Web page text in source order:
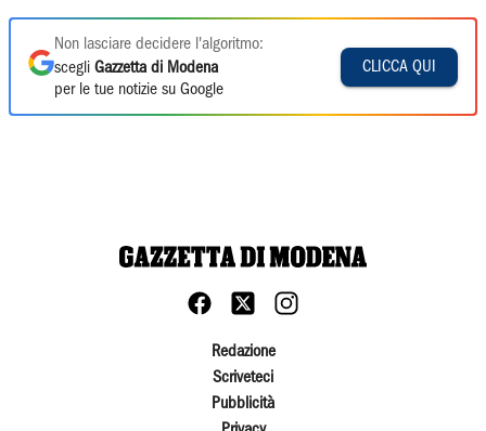
Non lasciare decidere l'algoritmo:
scegli Gazzetta di Modena
per le tue notizie su Google
CLICCA QUI
Redazione
Scriveteci
Pubblicità